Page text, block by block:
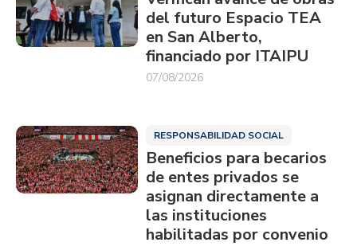
del futuro Espacio TEA
en San Alberto,
financiado por ITAIPU
07/08/2026
RESPONSABILIDAD SOCIAL
Beneficios para becarios
de entes privados se
asignan directamente a
las instituciones
habilitadas por convenio